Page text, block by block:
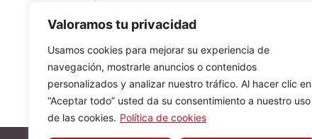
Valoramos tu privacidad
Usamos cookies para mejorar su experiencia de
navegación, mostrarle anuncios o contenidos
personalizados y analizar nuestro tráfico. Al hacer clic en
“Aceptar todo” usted da su consentimiento a nuestro uso
de las cookies. Política de cookies